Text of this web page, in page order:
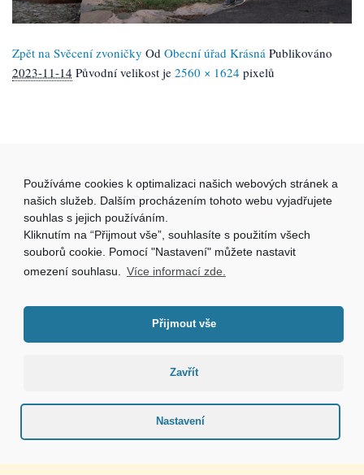
Zpět na Svěcení zvoničky Od Obecní úřad Krásná Publikováno
2023-11-14 Původní velikost je 2560 × 1624 pixelů
Tvorba webových stránek
Mapa webu
Informace o zpracování osobních údajů
Používáme cookies k optimalizaci našich webových stránek a
našich služeb. Dalším procházením tohoto webu vyjadřujete
souhlas s jejich používáním.
Kliknutím na “Přijmout vše”, souhlasíte s použitím všech
souborů cookie. Pomocí "Nastavení" můžete nastavit
omezení souhlasu.
Více informací zde.
Přijmout vše
Zavřít
Nastavení